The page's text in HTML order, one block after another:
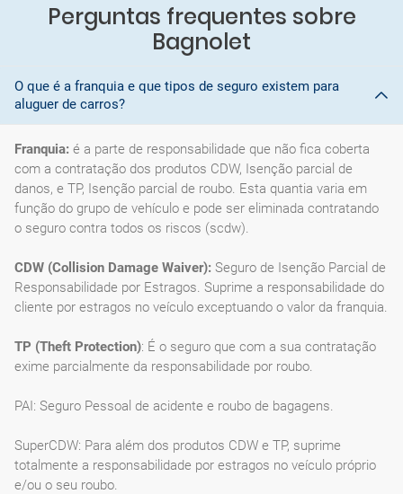
Perguntas frequentes sobre
Bagnolet
O que é a franquia e que tipos de seguro existem para
aluguer de carros?
Franquia: é a parte de responsabilidade que não fica coberta
com a contratação dos produtos CDW, Isenção parcial de
danos, e TP, Isenção parcial de roubo. Esta quantia varia em
função do grupo de vehículo e pode ser eliminada contratando
o seguro contra todos os riscos (scdw).
CDW (Collision Damage Waiver): Seguro de Isenção Parcial de
Responsabilidade por Estragos. Suprime a responsabilidade do
cliente por estragos no veículo exceptuando o valor da franquia.
TP (Theft Protection): É o seguro que com a sua contratação
exime parcialmente da responsabilidade por roubo.
PAI: Seguro Pessoal de acidente e roubo de bagagens.
SuperCDW: Para além dos produtos CDW e TP, suprime
totalmente a responsabilidade por estragos no veículo próprio
e/ou o seu roubo.